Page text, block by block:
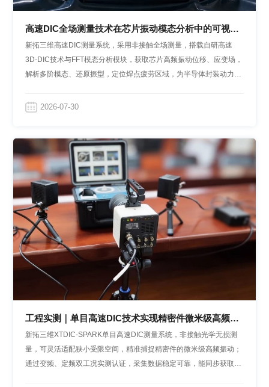
高速DIC全场测量技术在芯片振动模态分析中的可视化
研究
新拓三维高速DIC测量系统，采用非接触全场测量，搭载自研高速
3D-DIC技术与FFT模态分析模块，获取芯片高频振动位移、应变场，
解析多阶模态、还原振型，定位焊点疲劳区域，为半导体封装动力学
2026-07-30
工程实测｜单目高速DIC技术实现精密件微米级高频振
动捕捉
新拓三维XTDIC-SPARK单目高速DIC测量系统，非接触光学无损测
量，可灵活适配狭小受限空间，精准捕捉精密件的微米级高频振动；
通过变频、定频双工况实测认证，采集数据稳定可靠，能同步获取试